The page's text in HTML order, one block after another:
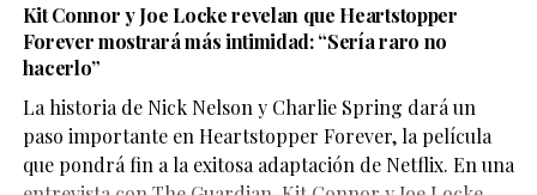
Aunque su participación no ocupa gran parte del
metraje, el actor logra dejar una fuerte impresión. Su
personaje,Sinon, juega un papel clave en la historia y
Kit Connor y Joe Locke revelan que Heartstopper
Forever mostrará más intimidad: “Sería raro no
hacerlo”
La historia de Nick Nelson y Charlie Spring dará un
paso importante en Heartstopper Forever, la película
que pondrá fin a la exitosa adaptación de Netflix. En una